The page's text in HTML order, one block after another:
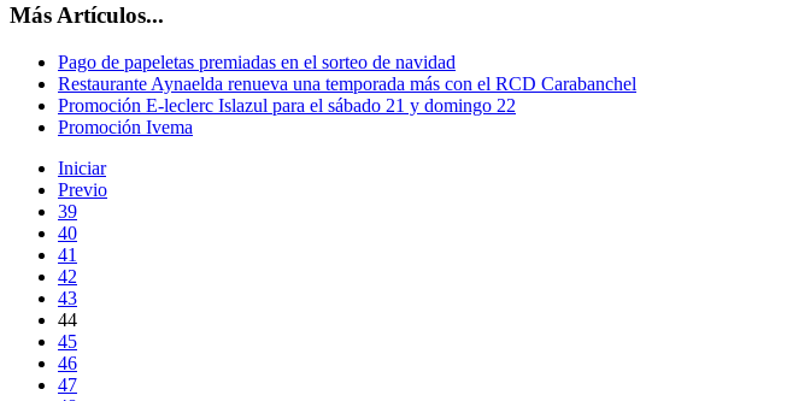
Más Artículos...
Pago de papeletas premiadas en el sorteo de navidad
Restaurante Aynaelda renueva una temporada más con el RCD Carabanchel
Promoción E-leclerc Islazul para el sábado 21 y domingo 22
Promoción Ivema
Iniciar
Previo
39
40
41
42
43
44
45
46
47